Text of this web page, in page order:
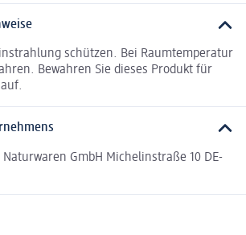
schützen. Bei Raumtemperatur
Bewahren Sie dieses Produkt für
GmbH Michelinstraße 10 DE-